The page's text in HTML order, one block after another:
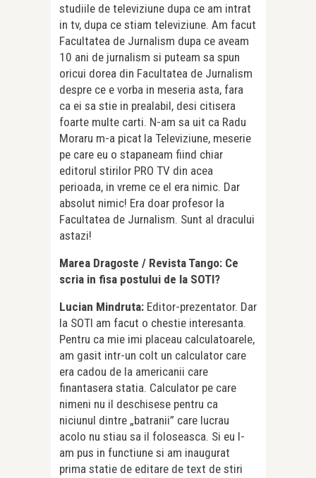
studiile de televiziune dupa ce am intrat
in tv, dupa ce stiam televiziune. Am facut
Facultatea de Jurnalism dupa ce aveam
10 ani de jurnalism si puteam sa spun
oricui dorea din Facultatea de Jurnalism
despre ce e vorba in meseria asta, fara
ca ei sa stie in prealabil, desi citisera
foarte multe carti. N-am sa uit ca Radu
Moraru m-a picat la Televiziune, meserie
pe care eu o stapaneam fiind chiar
editorul stirilor PRO TV din acea
perioada, in vreme ce el era nimic. Dar
absolut nimic! Era doar profesor la
Facultatea de Jurnalism. Sunt al dracului
astazi!
Marea Dragoste / Revista Tango: Ce
scria in fisa postului de la SOTI?
Lucian Mindruta: Editor-prezentator. Dar
la SOTI am facut o chestie interesanta.
Pentru ca mie imi placeau calculatoarele,
am gasit intr-un colt un calculator care
era cadou de la americanii care
finantasera statia. Calculator pe care
nimeni nu il deschisese pentru ca
niciunul dintre „batranii” care lucrau
acolo nu stiau sa il foloseasca. Si eu l-
am pus in functiune si am inaugurat
prima statie de editare de text de stiri